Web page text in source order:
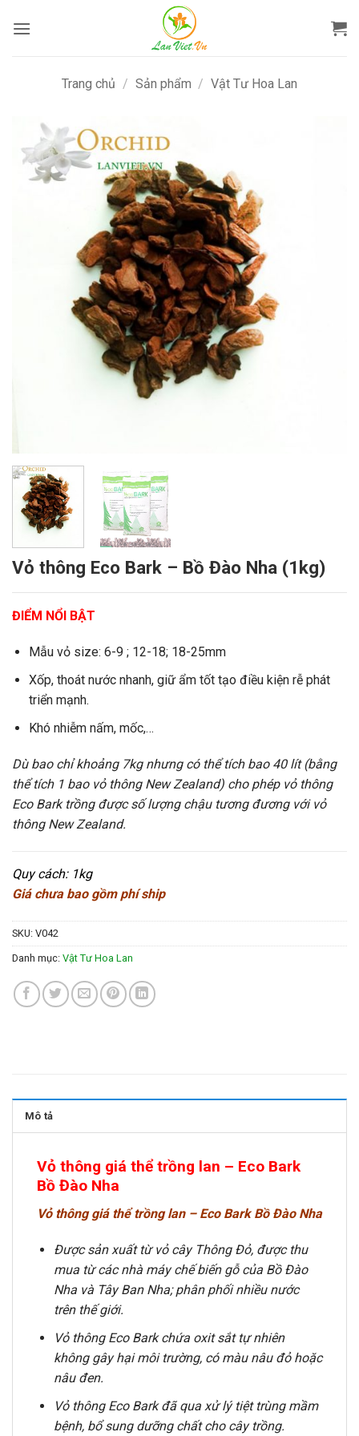
qua
Trang chủ / Sản phẩm / Vật Tư Hoa Lan
Vỏ thông Eco Bark – Bồ Đào Nha (1kg)
ĐIỂM NỔI BẬT
Mẫu vỏ size: 6-9 ; 12-18; 18-25mm
Xốp, thoát nước nhanh, giữ ẩm tốt tạo điều kiện rễ phát
triển mạnh.
Khó nhiễm nấm, mốc,…
Dù bao chỉ khoảng 7kg nhưng có thể tích bao 40 lít (bằng
thể tích 1 bao vỏ thông New Zealand) cho phép vỏ thông
Eco Bark trồng được số lượng chậu tương đương với vỏ
thông New Zealand.
Quy cách: 1kg
Giá chưa bao gồm phí ship
SKU: V042
Danh mục: Vật Tư Hoa Lan
Mô tả
Vỏ thông giá thể trồng lan – Eco Bark
Bồ Đào Nha
Vỏ thông giá thể trồng lan – Eco Bark Bồ Đào Nha
Được sản xuất từ vỏ cây Thông Đỏ, được thu
mua từ các nhà máy chế biến gỗ của Bồ Đào
Nha và Tây Ban Nha; phân phối nhiều nước
trên thế giới.
Vỏ thông Eco Bark chứa oxit sắt tự nhiên
không gây hại môi trường, có màu nâu đỏ hoặc
nâu đen.
Vỏ thông Eco Bark đã qua xử lý tiệt trùng mầm
bệnh, bổ sung dưỡng chất cho cây trồng.